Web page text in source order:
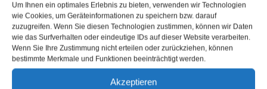
Um Ihnen ein optimales Erlebnis zu bieten, verwenden wir Technologien
wie Cookies, um Geräteinformationen zu speichern bzw. darauf
zuzugreifen. Wenn Sie diesen Technologien zustimmen, können wir Daten
wie das Surfverhalten oder eindeutige IDs auf dieser Website verarbeiten.
Wenn Sie Ihre Zustimmung nicht erteilen oder zurückziehen, können
bestimmte Merkmale und Funktionen beeinträchtigt werden.
Akzeptieren
витрати дезінфікуючих засобів. Крім того, ви
можете отримати готові рішення, які можна одразу
ж застосувати на практиці.